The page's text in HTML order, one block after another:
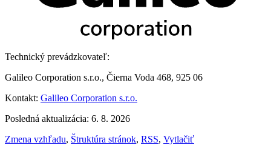
Technický prevádzkovateľ:
Galileo Corporation s.r.o., Čierna Voda 468, 925 06
Kontakt: Galileo Corporation s.r.o.
Posledná aktualizácia: 6. 8. 2026
Zmena vzhľadu, Štruktúra stránok, RSS, Vytlačiť